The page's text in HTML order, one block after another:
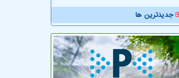
جدیدترین ها